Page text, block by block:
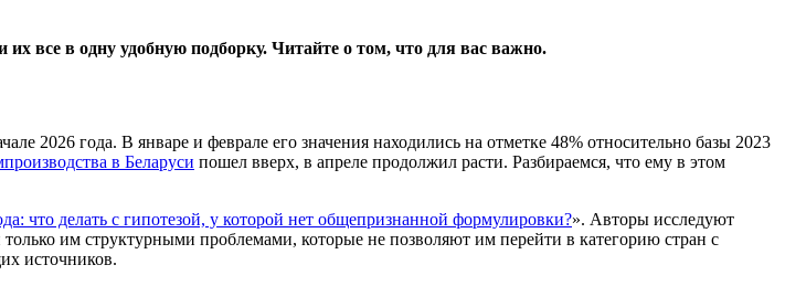
все в одну удобную подборку. Читайте о том, что для вас важно.
2026 года. В январе и феврале его значения находились на отметке 48% относительно базы 2023
в Беларуси пошел вверх, в апреле продолжил расти. Разбираемся, что ему в этом
что делать с гипотезой, у которой нет общепризнанной формулировки?». Авторы исследуют
им структурными проблемами, которые не позволяют им перейти в категорию стран с
источников.